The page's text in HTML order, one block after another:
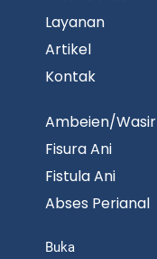
Layanan
Artikel
Kontak
Ambeien/Wasir
Fisura Ani
Fistula Ani
Abses Perianal
Buka